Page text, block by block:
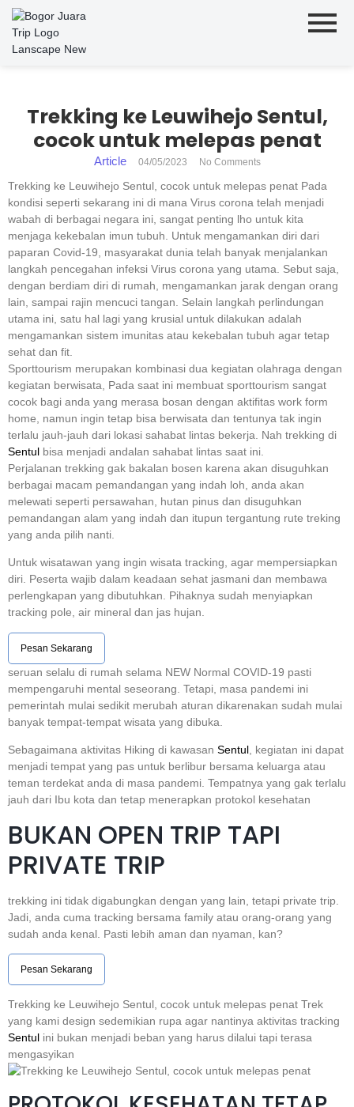
Trekking ke Leuwihejo Sentul,
cocok untuk melepas penat
Article 04/05/2023 No Comments
Trekking ke Leuwihejo Sentul, cocok untuk melepas penat Pada
kondisi seperti sekarang ini di mana Virus corona telah menjadi
wabah di berbagai negara ini, sangat penting lho untuk kita
menjaga kekebalan imun tubuh. Untuk mengamankan diri dari
paparan Covid-19, masyarakat dunia telah banyak menjalankan
langkah pencegahan infeksi Virus corona yang utama. Sebut saja,
dengan berdiam diri di rumah, mengamankan jarak dengan orang
lain, sampai rajin mencuci tangan. Selain langkah perlindungan
utama ini, satu hal lagi yang krusial untuk dilakukan adalah
mengamankan sistem imunitas atau kekebalan tubuh agar tetap
sehat dan fit.
Sporttourism merupakan kombinasi dua kegiatan olahraga dengan
kegiatan berwisata, Pada saat ini membuat sporttourism sangat
cocok bagi anda yang merasa bosan dengan aktifitas work form
home, namun ingin tetap bisa berwisata dan tentunya tak ingin
terlalu jauh-jauh dari lokasi sahabat lintas bekerja. Nah trekking di
Sentul bisa menjadi andalan sahabat lintas saat ini.
Perjalanan trekking gak bakalan bosen karena akan disuguhkan
berbagai macam pemandangan yang indah loh, anda akan
melewati seperti persawahan, hutan pinus dan disuguhkan
pemandangan alam yang indah dan itupun tergantung rute treking
yang anda pilih nanti.
Untuk wisatawan yang ingin wisata tracking, agar mempersiapkan
diri. Peserta wajib dalam keadaan sehat jasmani dan membawa
perlengkapan yang dibutuhkan. Pihaknya sudah menyiapkan
tracking pole, air mineral dan jas hujan.
Pesan Sekarang
seruan selalu di rumah selama NEW Normal COVID-19 pasti
mempengaruhi mental seseorang. Tetapi, masa pandemi ini
pemerintah mulai sedikit merubah aturan dikarenakan sudah mulai
banyak tempat-tempat wisata yang dibuka.
Sebagaimana aktivitas Hiking di kawasan Sentul , kegiatan ini dapat
menjadi tempat yang pas untuk berlibur bersama keluarga atau
teman terdekat anda di masa pandemi. Tempatnya yang gak terlalu
jauh dari Ibu kota dan tetap menerapkan protokol kesehatan
BUKAN OPEN TRIP TAPI
PRIVATE TRIP
trekking ini tidak digabungkan dengan yang lain, tetapi private trip.
Jadi, anda cuma tracking bersama family atau orang-orang yang
sudah anda kenal. Pasti lebih aman dan nyaman, kan?
Pesan Sekarang
Trekking ke Leuwihejo Sentul, cocok untuk melepas penat Trek
yang kami design sedemikian rupa agar nantinya aktivitas tracking
Sentul ini bukan menjadi beban yang harus dilalui tapi terasa
mengasyikan